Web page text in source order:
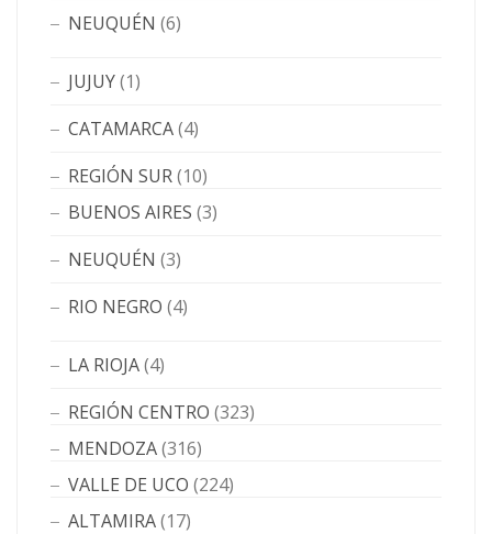
NEUQUÉN (6)
JUJUY(1)
CATAMARCA(4)
REGIÓN SUR(10)
BUENOS AIRES (3)
NEUQUÉN (3)
RIO NEGRO (4)
LA RIOJA(4)
REGIÓN CENTRO (323)
MENDOZA(316)
VALLE DE UCO (224)
ALTAMIRA(17)